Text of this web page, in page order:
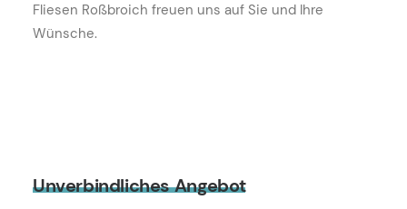
Fliesen Roßbroich freuen uns auf Sie und Ihre
Wünsche.
UnverbindlichesAngebot